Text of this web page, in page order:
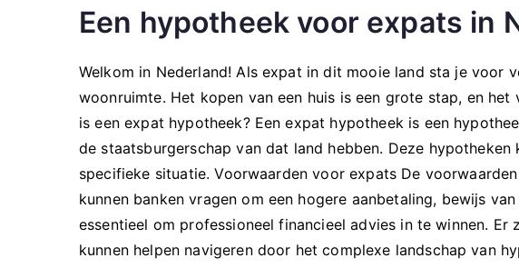
Een hypotheek voor expats in
Welkom in Nederland! Als expat in dit mooie land sta je voor
woonruimte. Het kopen van een huis is een grote stap, en
is een expat hypotheek? Een expat hypotheek is een
de staatsburgerschap van dat land hebben. Deze
specifieke situatie. Voorwaarden voor expats De
kunnen banken vragen om een hogere aanbetaling, bewijs
essentieel om professioneel financieel advies in te winnen.
kunnen helpen navigeren door het complexe landschap van